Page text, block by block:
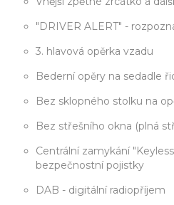
"DRIVER ALERT" -
3. hlavová opěrka vzadu
Bederní opěry na sedadle
Bez sklopného stolku na
Bez střešního okna (plná
Centrální zamykání
bezpečnostní pojistky
DAB - digitální radiopříjem